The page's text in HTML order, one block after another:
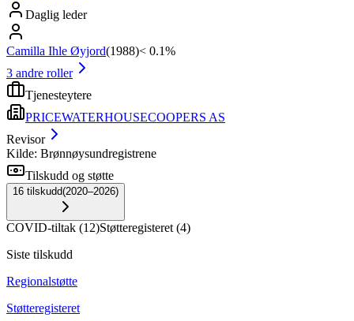
Daglig leder
Camilla Ihle Øyjord(1988)< 0.1%
3 andre roller
Tjenesteytere
PRICEWATERHOUSECOOPERS AS
Revisor
Kilde: Brønnøysundregistrene
Tilskudd og støtte
16 tilskudd(2020–2026)
COVID-tiltak (12)Støtteregisteret (4)
Siste tilskudd
Regionalstøtte
Støtteregisteret